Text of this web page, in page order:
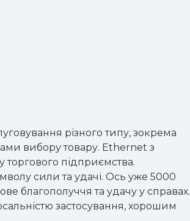
різного типу, зокрема
вибору товару. Ethernet з
торгового підприємства.
сили та удачі. Ось уже 5000
благополуччя та удачу у справах.
застосування, хорошим